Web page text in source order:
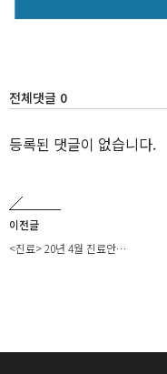
전체댓글 0
등록된 댓글이 없습니다.
이전글
<진료> 20년 4월 진료안…